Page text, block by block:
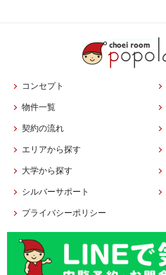
コンセプト
物件一覧
契約の流れ
エリアから探す
大学から探す
シルバーサポート
プライバシーポリシー